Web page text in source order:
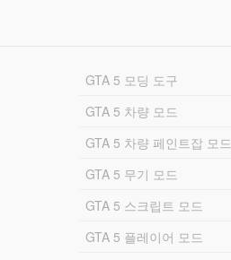
GTA 5 모딩 도구
GTA 5 차량 모드
GTA 5 차량 페인트잡 모드
GTA 5 무기 모드
GTA 5 스크립트 모드
GTA 5 플레이어 모드